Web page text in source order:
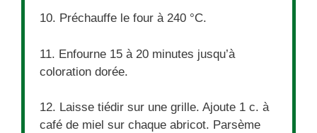
10. Préchauffe le four à 240 °C.
11. Enfourne 15 à 20 minutes jusqu’à
coloration dorée.
12. Laisse tiédir sur une grille. Ajoute 1 c. à
café de miel sur chaque abricot. Parsème